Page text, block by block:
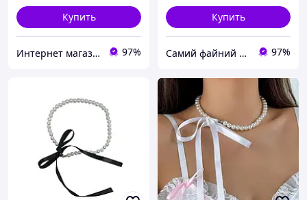
Купить
Интернет магазин аксессуаров АЛЬПАКА 97%
Купить
Самий файний магазин 97%